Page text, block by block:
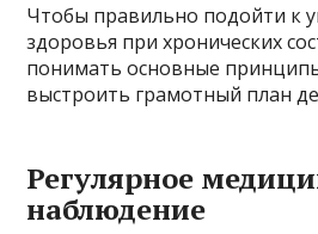
Чтобы правильно подойти к
здоровья при хронических
понимать основные
выстроить грамотный план
Регулярное
наблюдение